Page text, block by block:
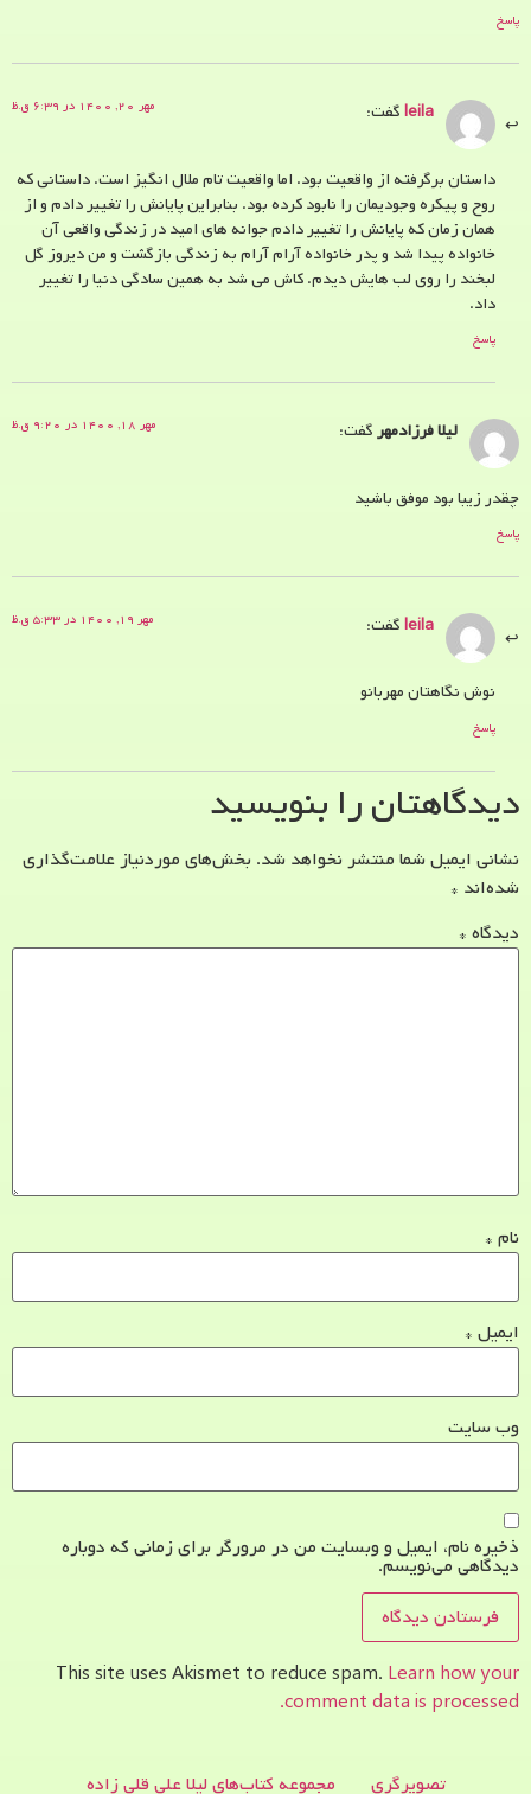
پاسخ
leilaگفت: مهر ۲۰, ۱۴۰۰ در ۶:۳۹ ق.ظ
داستان برگرفته از واقعیت بود. اما واقعیت تام ملال انگیز است. داستانی که
روح و پیکره وجودیمان را نابود کرده بود. بنابراین پایانش را تغییر دادم و از
همان زمان که پایانش را تغییر دادم جوانه های امید در زندگی واقعی آن
خانواده پیدا شد و پدر خانواده آرام آرام به زندگی بازگشت و من دیروز گل
لبخند را روی لب هایش دیدم. کاش می شد به همین سادگی دنیا را تغییر
داد.
پاسخ
لیلا فرزادمهرگفت: مهر ۱۸, ۱۴۰۰ در ۹:۲۰ ق.ظ
چقدر زیبا بود موفق باشید
پاسخ
leilaگفت: مهر ۱۹, ۱۴۰۰ در ۵:۳۳ ق.ظ
نوش نگاهتان مهربانو
پاسخ
دیدگاهتان را بنویسید
نشانی ایمیل شما منتشر نخواهد شد. بخش‌های موردنیاز علامت‌گذاری
شده‌اند *
دیدگاه *
نام *
ایمیل *
وب‌ سایت
ذخیره نام، ایمیل و وبسایت من در مرورگر برای زمانی که دوباره
دیدگاهی می‌نویسم.
This site uses Akismet to reduce spam. Learn how your
comment data is processed.
تصویرگری مجموعه کتاب‌های لیلا علی قلی زاده